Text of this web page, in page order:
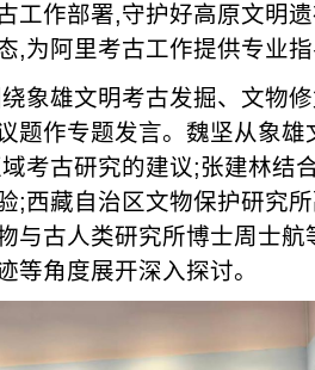
工作部署,守护好高原文明
,为阿里考古工作提供专业
象雄文明考古发掘、文物
题作专题发言。魏坚从象
考古研究的建议;张建林结
;西藏自治区文物保护研究
与古人类研究所博士周士
等角度展开深入探讨。